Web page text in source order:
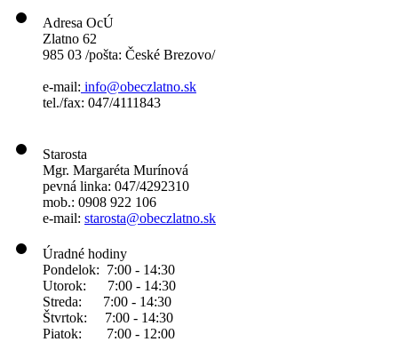
Adresa OcÚ
Zlatno 62
985 03 /pošta: České Brezovo/
e-mail: info@obeczlatno.sk
tel./fax: 047/4111843
Starosta
Mgr. Margaréta Murínová
pevná linka: 047/4292310
mob.: 0908 922 106
e-mail: starosta@obeczlatno.sk
Úradné hodiny
Pondelok: 7:00 - 14:30
Utorok: 7:00 - 14:30
Streda: 7:00 - 14:30
Štvrtok: 7:00 - 14:30
Piatok: 7:00 - 12:00